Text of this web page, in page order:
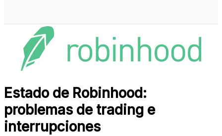
Estado de Robinhood:
problemas de trading e
interrupciones